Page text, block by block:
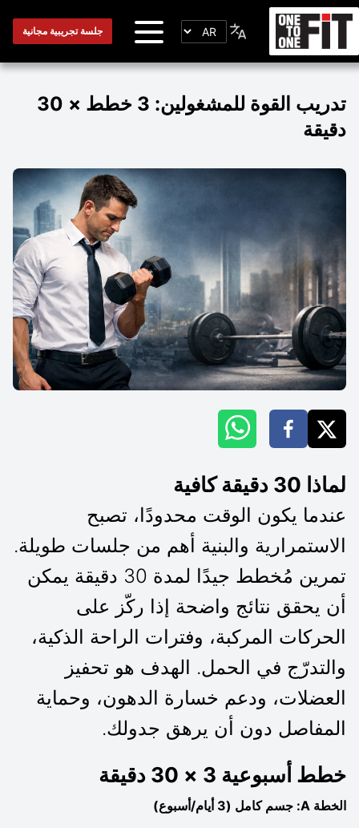
جلسة تجريبية مجانية
تدريب القوة للمشغولين: 3 خطط × 30
دقيقة
لماذا 30 دقيقة كافية
عندما يكون الوقت محدودًا، تصبح
الاستمرارية والبنية أهم من جلسات طويلة.
تمرين مُخطط جيدًا لمدة 30 دقيقة يمكن
أن يحقق نتائج واضحة إذا ركّز على
الحركات المركبة، وفترات الراحة الذكية،
والتدرّج في الحمل. الهدف هو تحفيز
العضلات، ودعم خسارة الدهون، وحماية
المفاصل دون أن يرهق جدولك.
خطط أسبوعية 3 × 30 دقيقة
الخطة A: جسم كامل (3 أيام/أسبوع)